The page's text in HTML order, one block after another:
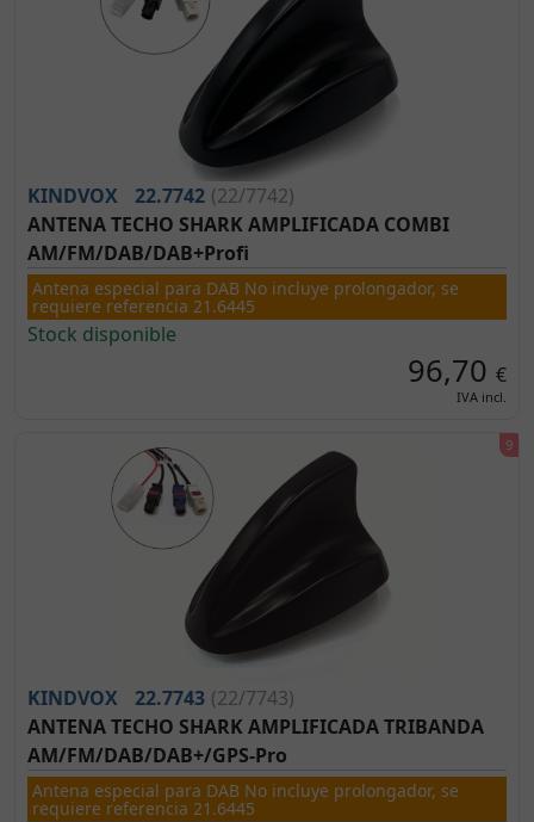
KINDVOX 22.7742 (22/7742)
ANTENA TECHO SHARK AMPLIFICADA COMBI
AM/FM/DAB/DAB+Profi
Antena especial para DAB No incluye prolongador, se
requiere referencia 21.6445
Stock disponible
96,70 €
IVA incl.
KINDVOX 22.7743 (22/7743)
ANTENA TECHO SHARK AMPLIFICADA TRIBANDA
AM/FM/DAB/DAB+/GPS-Pro
Antena especial para DAB No incluye prolongador, se
requiere referencia 21.6445